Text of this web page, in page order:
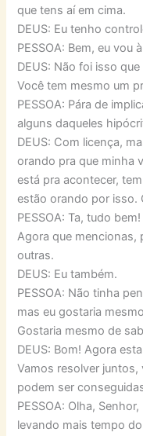
que tens aí em cima.
DEUS: Eu tenho
PESSOA: Bem, eu vou
DEUS: Não foi isso
Você tem mesmo um
PESSOA: Pára de
alguns daqueles
DEUS: Com licença,
orando pra que minha
está pra acontecer,
estão orando por isso.
PESSOA: Ta, tudo
Agora que mencionas,
outras.
DEUS: Eu também.
PESSOA: Não tinha
mas eu gostaria
Gostaria mesmo de
DEUS: Bom! Agora
Vamos resolver juntos,
podem ser
PESSOA: Olha,
levando mais tempo